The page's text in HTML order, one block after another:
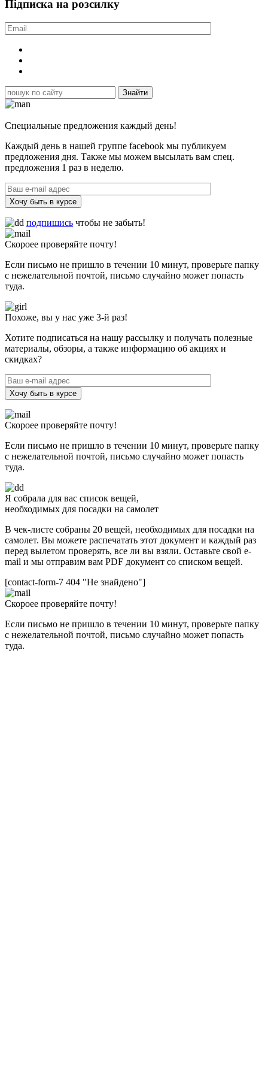
Підписка на розсилку
Специальные предложения каждый день!
Каждый день в нашей группе facebook мы публикуем
предложения дня. Также мы можем высылать вам спец.
предложения 1 раз в неделю.
Хочу быть в курсе
подпишись чтобы не забыть!
Скороее проверяйте почту!
Если письмо не пришло в течении 10 минут, проверьте папку
с нежелательной почтой, письмо случайно может попасть
туда.
Похоже, вы у нас уже 3-й раз!
Хотите подписаться на нашу рассылку и получать полезные
материалы, обзоры, а также информацию об акциях и
скидках?
Хочу быть в курсе
Скороее проверяйте почту!
Если письмо не пришло в течении 10 минут, проверьте папку
с нежелательной почтой, письмо случайно может попасть
туда.
Я собрала для вас список вещей,
необходимых для посадки на самолет
В чек-листе собраны 20 вещей, необходимых для посадки на
самолет. Вы можете распечатать этот документ и каждый раз
перед вылетом проверять, все ли вы взяли. Оставьте свой e-
mail и мы отправим вам PDF документ со списком вещей.
[contact-form-7 404 "Не знайдено"]
Скороее проверяйте почту!
Если письмо не пришло в течении 10 минут, проверьте папку
с нежелательной почтой, письмо случайно может попасть
туда.